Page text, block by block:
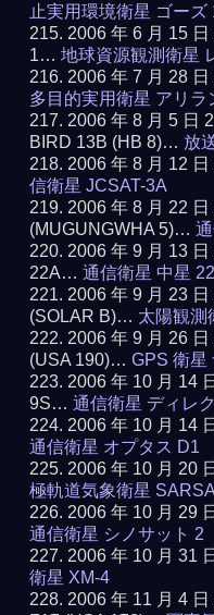
止実用環境衛星 ゴーズ
2006 年 6 月 15
1…地球資源観測衛星
2006 年 7 月 28
多目的実用衛星 アリラ
2006 年 8 月 5 日
BIRD 13B (HB 8)… 放
2006 年 8 月 12
信衛星 JCSAT-3A
2006 年 8 月 22
(MUGUNGWHA 5)…
2006 年 9 月 13
22A…通信衛星 中星
2006 年 9 月 23
(SOLAR B)… 太陽観測
2006 年 9 月 26
(USA 190)…GPS 衛星
2006 年 10 月 14
9S…通信衛星 ディレ
2006 年 10 月 14
通信衛星 オプタス D1
2006 年 10 月 20
極軌道気象衛星
2006 年 10 月 29
通信衛星 シノサット 2
2006 年 10 月 31
衛星 XM-4
2006 年 11 月 4